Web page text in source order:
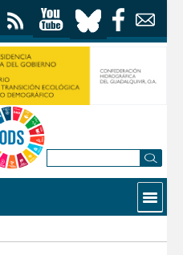
Contactar